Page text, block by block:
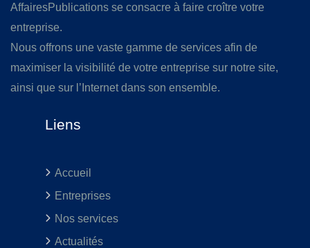
AffairesPublications se consacre à faire croître votre
entreprise.
Nous offrons une vaste gamme de services afin de
maximiser la visibilité de votre entreprise sur notre site,
ainsi que sur l’Internet dans son ensemble.
Liens
Accueil
Entreprises
Nos services
Actualités